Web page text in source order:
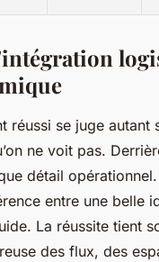
réussi se juge autant
ne voit pas.
détail opérationnel.
entre une belle
La réussite tient
des flux, des